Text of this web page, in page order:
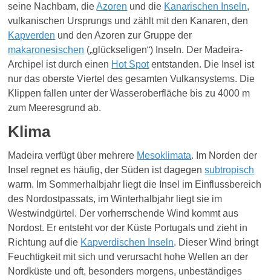
seine Nachbarn, dieAzoren und die Kanarischen Inseln,
vulkanischen Ursprungs und zählt mit den Kanaren, den
Kapverden und den Azoren zur Gruppe der
makaronesischen („glückseligen“) Inseln. Der Madeira-
Archipel ist durch einen Hot Spotentstanden. Die Insel ist
nur das oberste Viertel des gesamten Vulkansystems. Die
Klippen fallen unter der Wasseroberfläche bis zu 4000 m
zum Meeresgrund ab.
Klima
Madeira verfügt über mehrere Mesoklimata. Im Norden der
Insel regnet es häufig, der Süden ist dagegensubtropisch
warm. Im Sommerhalbjahr liegt die Insel im Einflussbereich
des Nordostpassats, im Winterhalbjahr liegt sie im
Westwindgürtel. Der vorherrschende Wind kommt aus
Nordost. Er entsteht vor der Küste Portugals und zieht in
Richtung auf die Kapverdischen Inseln. Dieser Wind bringt
Feuchtigkeit mit sich und verursacht hohe Wellen an der
Nordküste und oft, besonders morgens, unbeständiges